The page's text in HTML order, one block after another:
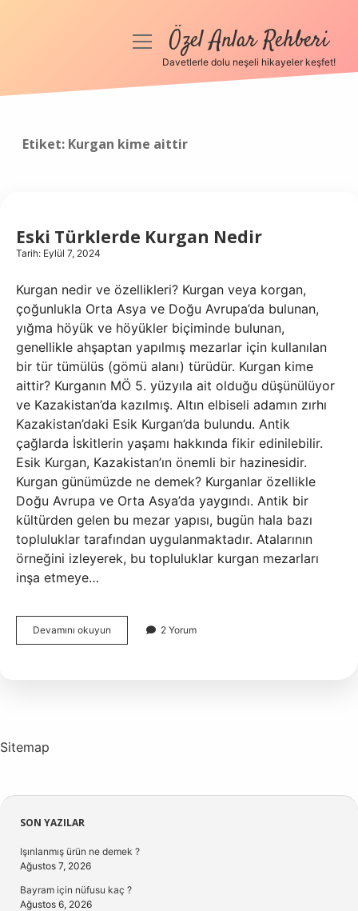
Anasayfa
menüyüÖzel Anlar Rehberi
Davetlerle dolu neşeli hikayeler keşfet!
Etiket: Kurgan kime aittir
Eski Türklerde Kurgan Nedir
Tarih: Eylül 7, 2024
Kurgan nedir ve özellikleri? Kurgan veya korgan,
çoğunlukla Orta Asya ve Doğu Avrupa’da bulunan,
yığma höyük ve höyükler biçiminde bulunan,
genellikle ahşaptan yapılmış mezarlar için kullanılan
bir tür tümülüs (gömü alanı) türüdür. Kurgan kime
aittir? Kurganın MÖ 5. yüzyıla ait olduğu düşünülüyor
ve Kazakistan’da kazılmış. Altın elbiseli adamın zırhı
Kazakistan’daki Esik Kurgan’da bulundu. Antik
çağlarda İskitlerin yaşamı hakkında fikir edinilebilir.
Esik Kurgan, Kazakistan’ın önemli bir hazinesidir.
Kurgan günümüzde ne demek? Kurganlar özellikle
Doğu Avrupa ve Orta Asya’da yaygındı. Antik bir
kültürden gelen bu mezar yapısı, bugün hala bazı
topluluklar tarafından uygulanmaktadır. Atalarının
örneğini izleyerek, bu topluluklar kurgan mezarları
inşa etmeye…
Devamını okuyun
Türklerde
2 Yorum
Sitemap
Sidebar
SON YAZILAR
Işınlanmış ürün ne demek ?
Ağustos 7, 2026
Bayram için nüfusu kaç ?
Ağustos 6, 2026